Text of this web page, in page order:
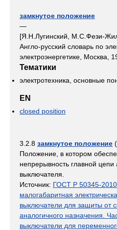
замкнутое положение
—
[Я.Н.Лугинский, М.С.Фези-
Англо-русский словарь по
электроэнергетике, Москва,
Тематики
электротехника, основные
EN
closed position
3.2.8 замкнутое положение
Положение, в котором
непрерывность главной цепи
выключателя.
Источник: ГОСТ Р 50345-
малогабаритная
выключатели для защиты от
аналогичного назначения.
выключатели для